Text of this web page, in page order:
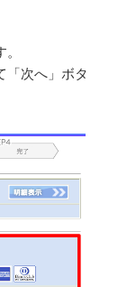
「次へ」ボタ